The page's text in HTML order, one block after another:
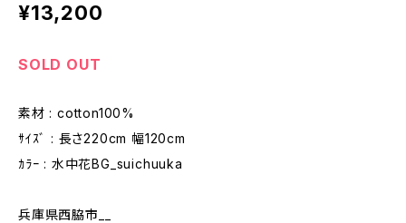
¥13,200
SOLD OUT
素材 : cotton100%
ｻｲｽﾞ : 長さ220cm 幅120cm
ｶﾗｰ : 水中花BG_suichuuka
兵庫県西脇市__